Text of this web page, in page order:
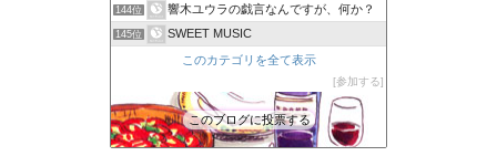
144位 響木ユウラの戯言なんですが、何か？
145位 SWEET MUSIC
このカテゴリを全て表示
参加する
このブログに投票する